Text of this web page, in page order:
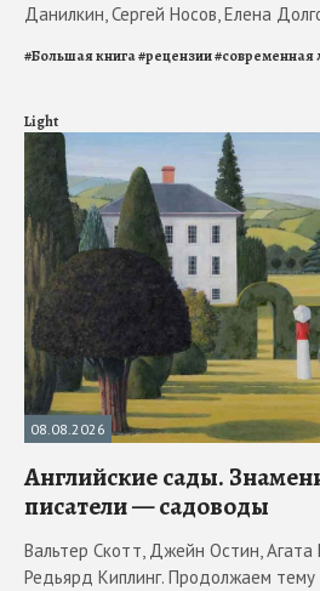
Данилкин, Сергей Носов, Елена
#Большая книга#рецензии#современная
Light
08.08.2026
Английские сады.
писатели — садоводы
Вальтер Скотт, Джейн Остин,
Редьярд Киплинг. Продолжаем тему